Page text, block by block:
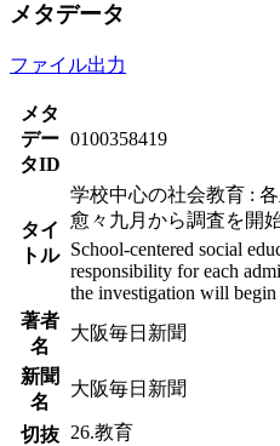
メタデータ
ファイル出力
メタ
デー
タID
0100358419
タイ
トル
学校中心の社会教育 :
愈々九月から調査を開
School-centered social
responsibility for each
the investigation will begin
著者
名
大阪毎日新聞
新聞
名
大阪毎日新聞
切抜
26.教育